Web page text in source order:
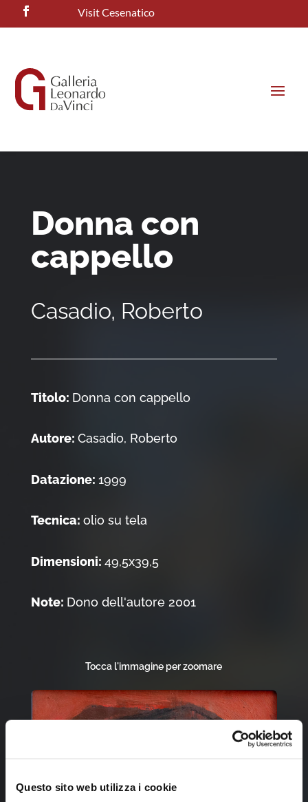
Questo sito web utilizza i cookie
Visit Cesenatico
Donna con
cappello
Casadio, Roberto
Titolo: Donna con cappello
Autore: Casadio, Roberto
Datazione: 1999
Tecnica: olio su tela
Dimensioni: 49,5x39,5
Note: Dono dell'autore 2001
Tocca l'immagine per zoomare